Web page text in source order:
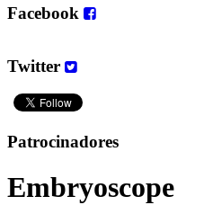
Facebook
Twitter
Patrocinadores
Embryoscope